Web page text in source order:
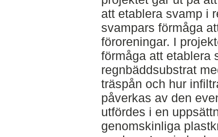
att etablera svamp i
svampars förmåga
föroreningar. I
förmåga att etablera
regnbäddsubstrat
träspån och hur
påverkas av den
utfördes i en
genomskinliga